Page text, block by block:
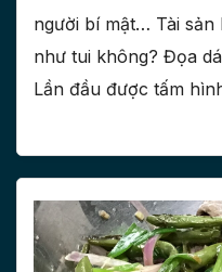
người bí mật… Tài sản
như tui không? Đọa
Lần đầu được tấm